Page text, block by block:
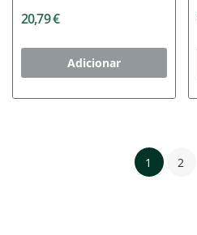
20,79 €
Adicionar
1 2